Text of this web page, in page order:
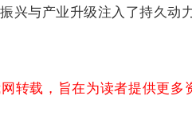
兴与产业升级注入了持久动力
转载，旨在为读者提供更